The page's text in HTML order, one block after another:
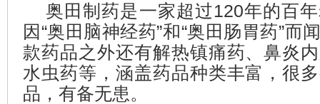
奥田制药是一家超过120年的百
因“奥田脑神经药”和“奥田肠胃药”而
款药品之外还有解热镇痛药、鼻炎
水虫药等，涵盖药品种类丰富，很
品，有备无患。